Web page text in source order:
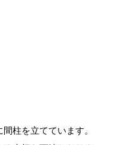
柱を立てています。